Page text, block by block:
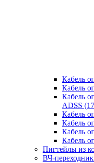
Кабель
Кабель
Кабель
ADSS
Кабель
Кабель
Кабель
Кабель
Пигтейлы из
ВЧ-